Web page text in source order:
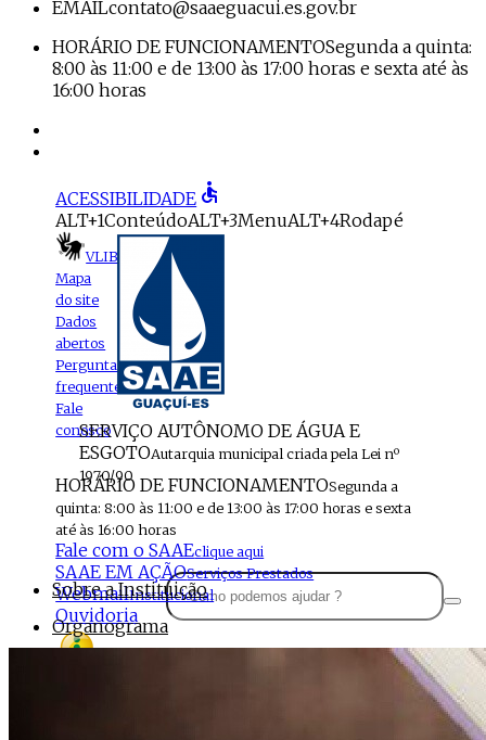
EMAILcontato@saaeguacui.es.gov.br
HORÁRIO DE FUNCIONAMENTOSegunda a quinta:
8:00 às 11:00 e de 13:00 às 17:00 horas e sexta até às
16:00 horas
ACESSIBILIDADE accessible
ALT+1ConteúdoALT+3MenuALT+4Rodapé
VLIBRAS
Mapa
do site
Dados
abertos
Perguntas
frequentes
Fale
conosco
SERVIÇO AUTÔNOMO DE ÁGUA E
ESGOTOAutarquia municipal criada pela Lei nº
1970/90
HORÁRIO DE FUNCIONAMENTOSegunda a
quinta: 8:00 às 11:00 e de 13:00 às 17:00 horas e sexta
até às 16:00 horas
Fale com o SAAEclique aqui
SAAE EM AÇÃOServiços Prestados
WebmailInstitucional
Ouvidoria
Sobre a Instituição
Organograma